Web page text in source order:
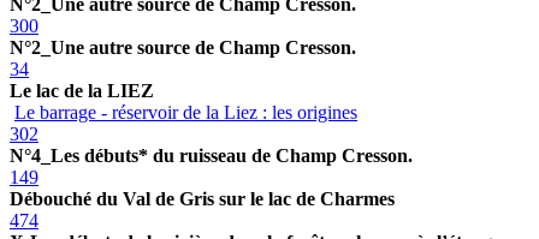
300
N°2_Une autre source de Champ Cresson.
34
Le lac de la LIEZ
Le barrage - réservoir de la Liez : les origines
302
N°4_Les débuts* du ruisseau de Champ Cresson.
149
Débouché du Val de Gris sur le lac de Charmes
474